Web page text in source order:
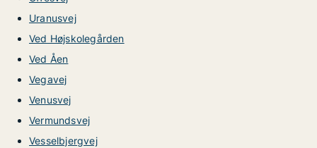
Uranusvej
Ved Højskolegården
Ved Åen
Vegavej
Venusvej
Vermundsvej
Vesselbjergvej